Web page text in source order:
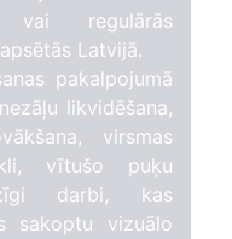
vai regulārās
Latvijā.
pakalpojumā
likvidēšana,
virsmas
vītušo puķu
darbi, kas
sakoptu vizuālo